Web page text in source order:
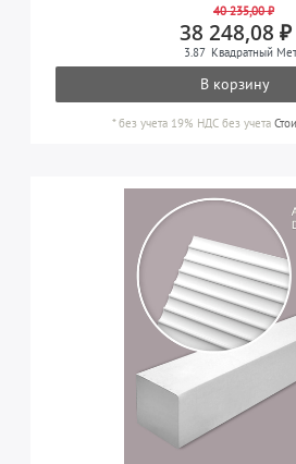
40 235,00 ₽
38 248,08
3.87 Квадратный
В корзину
*без учета 19% НДС без учета